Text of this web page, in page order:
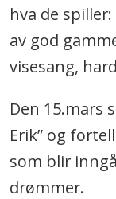
hva de
av god
visesang,
Den 15.mars
Erik” og
som blir
drømmer.